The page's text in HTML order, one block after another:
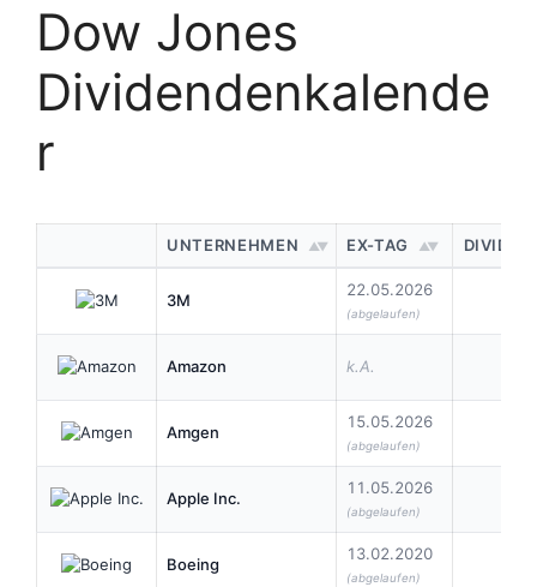
Dow Jones
Dividendenkalende
r
UNTERNEHMEN EX-TAG
3M
22.05.2026
(abgelaufen)
Amazon k.A.
Amgen
15.05.2026
(abgelaufen)
Apple Inc.
11.05.2026
(abgelaufen)
Boeing
13.02.2020
(abgelaufen)